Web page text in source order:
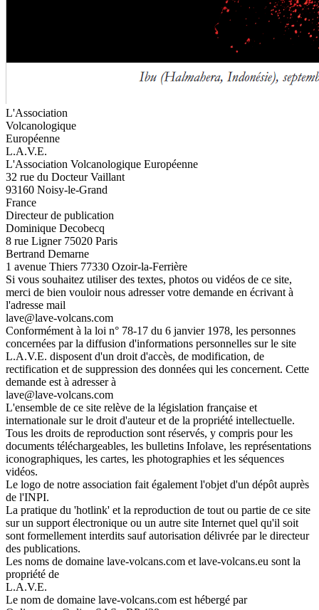
L'Association
Volcanologique
Européenne
L.A.V.E.
L'Association Volcanologique Européenne
32 rue du Docteur Vaillant
93160 Noisy-le-Grand
France
Directeur de publication
Dominique Decobecq
8 rue Ligner 75020 Paris
Bertrand Demarne
1 avenue Thiers 77330 Ozoir-la-Ferrière
Si vous souhaitez utiliser des textes, photos ou vidéos de ce site,
merci de bien vouloir nous adresser votre demande en écrivant à
l'adresse mail
lave@lave-volcans.com
Conformément à la loi n° 78-17 du 6 janvier 1978, les personnes
concernées par la diffusion d'informations personnelles sur le site
L.A.V.E. disposent d'un droit d'accès, de modification, de
rectification et de suppression des données qui les concernent. Cette
demande est à adresser à
lave@lave-volcans.com
L'ensemble de ce site relève de la législation française et
internationale sur le droit d'auteur et de la propriété intellectuelle.
Tous les droits de reproduction sont réservés, y compris pour les
documents téléchargeables, les bulletins Infolave, les représentations
iconographiques, les cartes, les photographies et les séquences
vidéos.
Le logo de notre association fait également l'objet d'un dépôt auprès
de l'INPI.
La pratique du 'hotlink' et la reproduction de tout ou partie de ce site
sur un support électronique ou un autre site Internet quel qu'il soit
sont formellement interdits sauf autorisation délivrée par le directeur
des publications.
Les noms de domaine lave-volcans.com et lave-volcans.eu sont la
propriété de
L.A.V.E.
Le nom de domaine lave-volcans.com est hébergé par